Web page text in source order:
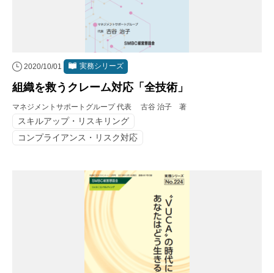
2020/10/01 実務シリーズ
組織を救うクレーム対応「全技術」
マネジメントサポートグループ 代表 古谷 治子 著
スキルアップ・リスキリング
コンプライアンス・リスク対応